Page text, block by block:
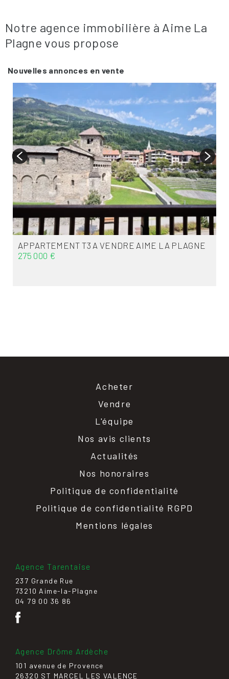
Notre agence immobilière à Aime La
Plagne vous propose
Nouvelles annonces en vente
APPARTEMENT T3 A VENDRE AIME LA PLAGNE
275 000 €
Acheter
Vendre
L'équipe
Nos avis clients
Actualités
Nos honoraires
Politique de confidentialité
Politique de confidentialité RGPD
Mentions légales
Agence Tarentaise
237 Grande Rue
73210 Aime-la-Plagne
04 79 00 36 86
Agence Drôme Ardèche
101 avenue de Provence
26320 ST MARCEL LES VALENCE